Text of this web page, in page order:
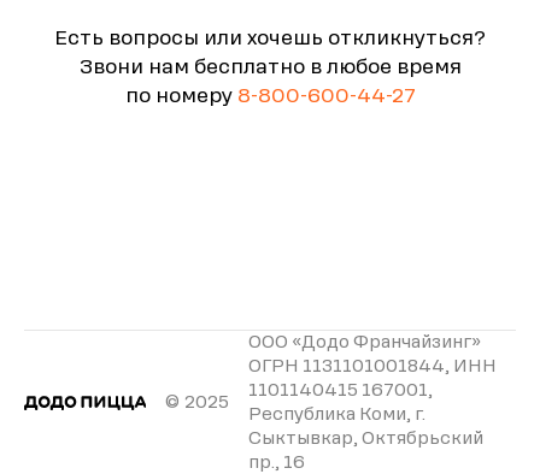
Есть вопросы или хочешь откликнуться?
Звони нам бесплатно в любое время
по номеру 8-800-600-44-27
© 2025
ООО «Додо Франчайзинг»
ОГРН 1131101001844, ИНН
1101140415 167001,
Республика Коми, г.
Сыктывкар, Октябрьский
пр., 16